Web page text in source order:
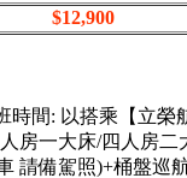
$12,900
時間: 以搭乘【立榮
房一大床/四人房二
請備駕照)+桶盤巡